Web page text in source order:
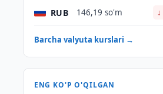
RUB 146,19 so'm
Barcha valyuta kurslari →
ENG KO'P O'QILGAN